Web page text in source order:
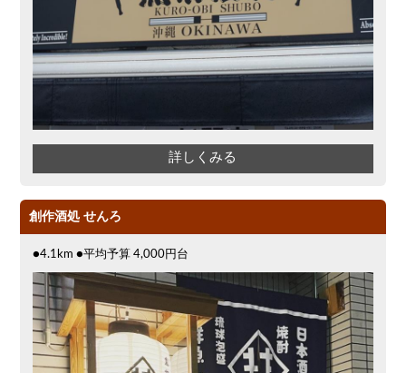
詳しくみる
創作酒処 せんろ
●4.1km ●平均予算 4,000円台